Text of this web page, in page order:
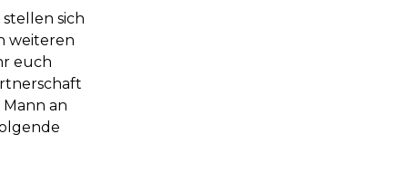
sich
weiteren
euch
an